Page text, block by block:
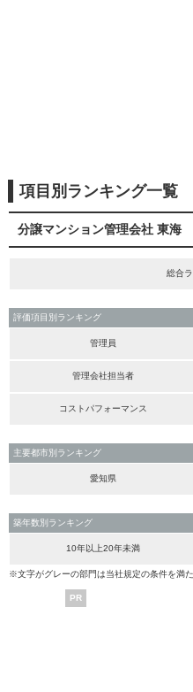
項目別ランキング一覧
分譲マンション管理会社 東海
総合
評価項目別ランキング
管理員
管理会社担当者
コストパフォーマンス
主要都市別ランキング
愛知県
築年数別ランキング
10年以上20年未満
※文字がグレーの部門は当社規定の条件を満
PR